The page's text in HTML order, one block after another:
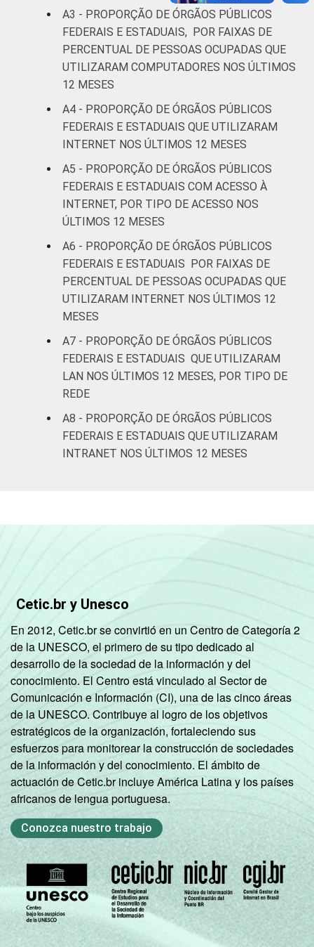
A3 - PROPORÇÃO DE ÓRGÃOS PÚBLICOS
FEDERAIS E ESTADUAIS, POR FAIXAS DE
PERCENTUAL DE PESSOAS OCUPADAS QUE
UTILIZARAM COMPUTADORES NOS ÚLTIMOS
12 MESES
A4 - PROPORÇÃO DE ÓRGÃOS PÚBLICOS
FEDERAIS E ESTADUAIS QUE UTILIZARAM
INTERNET NOS ÚLTIMOS 12 MESES
A5 - PROPORÇÃO DE ÓRGÃOS PÚBLICOS
FEDERAIS E ESTADUAIS COM ACESSO À
INTERNET, POR TIPO DE ACESSO NOS
ÚLTIMOS 12 MESES
A6 - PROPORÇÃO DE ÓRGÃOS PÚBLICOS
FEDERAIS E ESTADUAIS POR FAIXAS DE
PERCENTUAL DE PESSOAS OCUPADAS QUE
UTILIZARAM INTERNET NOS ÚLTIMOS 12
MESES
A7 - PROPORÇÃO DE ÓRGÃOS PÚBLICOS
FEDERAIS E ESTADUAIS QUE UTILIZARAM
LAN NOS ÚLTIMOS 12 MESES, POR TIPO DE
REDE
A8 - PROPORÇÃO DE ÓRGÃOS PÚBLICOS
FEDERAIS E ESTADUAIS QUE UTILIZARAM
INTRANET NOS ÚLTIMOS 12 MESES
Cetic.br y Unesco
En 2012, Cetic.br se convirtió en un Centro de Categoría 2
de la UNESCO, el primero de su tipo dedicado al
desarrollo de la sociedad de la información y del
conocimiento. El Centro está vinculado al Sector de
Comunicación e Información (CI), una de las cinco áreas
de la UNESCO. Contribuye al logro de los objetivos
estratégicos de la organización, fortaleciendo sus
esfuerzos para monitorear la construcción de sociedades
de la información y del conocimiento. El ámbito de
actuación de Cetic.br incluye América Latina y los países
africanos de lengua portuguesa.
Conozca nuestro trabajo